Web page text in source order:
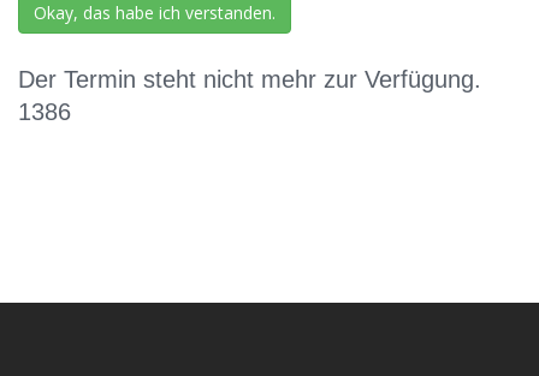
Okay, das habe ich verstanden.
Der Termin steht nicht mehr zur Verfügung.
1386